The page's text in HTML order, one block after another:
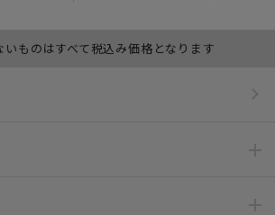
ものはすべて税込み価格となります